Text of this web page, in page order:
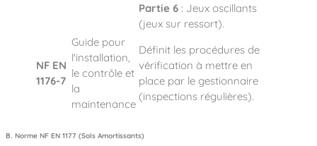
Partie 6 : Jeux oscillants
(jeux sur ressort).
NF EN
1176-7
Guide pour
l'installation,
le contrôle et
la
maintenance
Définit les procédures de
vérification à mettre en
place par le gestionnaire
(inspections régulières).
B. Norme NF EN 1177 (Sols Amortissants)